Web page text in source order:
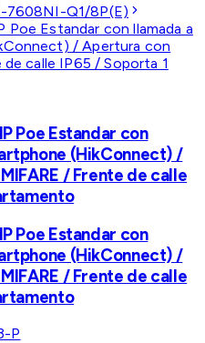
7608NI-Q1/8P(E)
Poe Estandar con
(HikConnect) /
/ Frente de calle
Poe Estandar con
(HikConnect) /
/ Frente de calle
P